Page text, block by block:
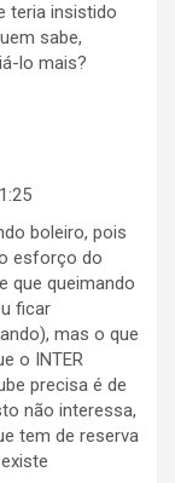
teria insistido
sabe,
lo mais?
boleiro, pois
esforço do
que queimando
ficar
mas o que
o INTER
precisa é de
não interessa,
tem de reserva